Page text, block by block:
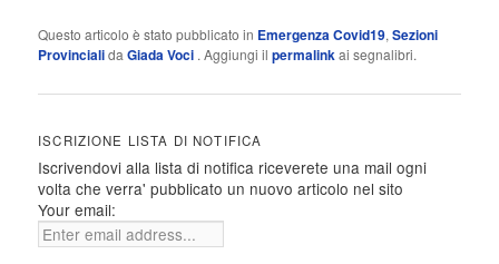
Questo articolo è stato pubblicato in Emergenza Covid19,Sezioni
ProvincialidaGiada Voci . Aggiungi ilpermalinkai segnalibri.
ISCRIZIONE LISTA DI NOTIFICA
Iscrivendovi alla lista di notifica riceverete una mail ogni
volta che verra' pubblicato un nuovo articolo nel sito
Your email: